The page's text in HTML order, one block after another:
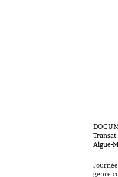
Transat
Aigue-
genre